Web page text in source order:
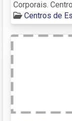
Corporais.
Centros de